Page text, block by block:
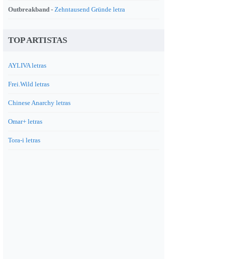
Outbreakband - Zehntausend Gründe letra
TOP ARTISTAS
AYLIVA letras
Frei.Wild letras
Chinese Anarchy letras
Omar+ letras
Tora-i letras